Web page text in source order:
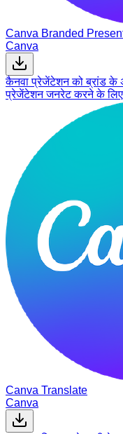
Canva Branded
Canva
कैनवा प्रेजेंटेशन को ब्रांड के
प्रेजेंटेशन जनरेट करने के लिए
Canva Translate
Canva